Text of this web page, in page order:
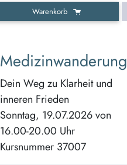
Warenkorb
Medizinwanderung
Dein Weg zu Klarheit und
inneren Frieden
Sonntag, 19.07.2026 von
16.00-20.00 Uhr
Kursnummer 37007